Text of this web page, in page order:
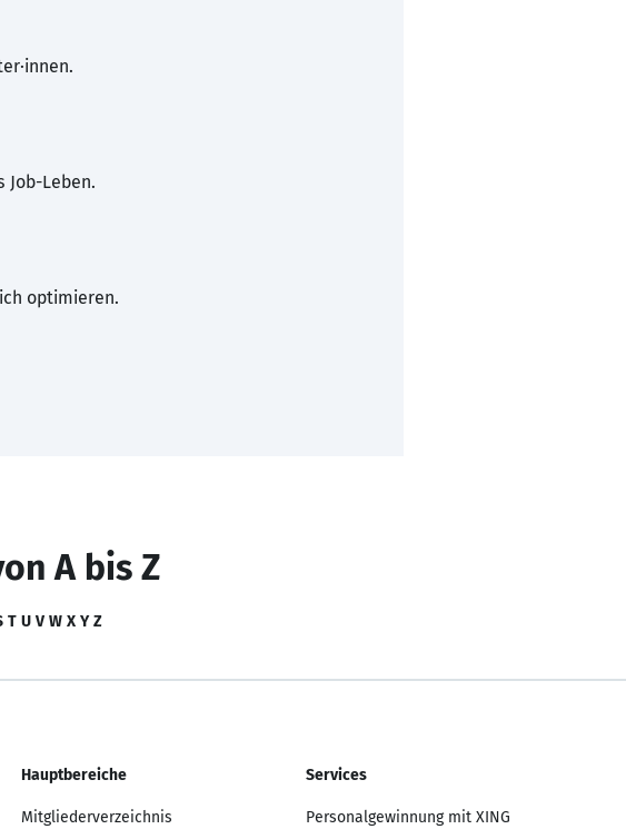
Leben.
optimieren.
A bis Z
T U V W X Y Z
Hauptbereiche
Mitgliederverzeichnis
Services
Personalgewinnung mit XING